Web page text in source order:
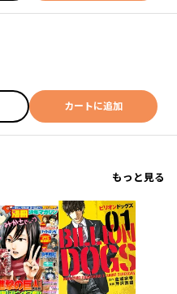
カートに追加
もっと見る